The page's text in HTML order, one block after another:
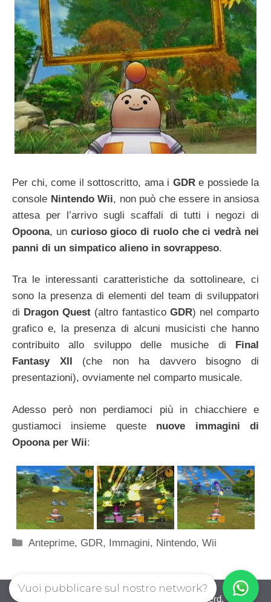
Per chi, come il sottoscritto, ama i GDRe possiede la
console Nintendo Wii, non può che essere in ansiosa
attesa per l’arrivo sugli scaffali di tutti i negozi di
Opoona, un curioso gioco di ruolo che ci vedrà nei
panni di un simpatico alieno in sovrappeso.
Tra le interessanti caratteristiche da sottolineare, ci
sono la presenza di elementi del team di sviluppatori
di Dragon Quest (altro fantastico GDR) nel comparto
grafico e, la presenza di alcuni musicisti che hanno
contribuito allo sviluppo delle musiche di Final
Fantasy XII (che non ha davvero bisogno di
presentazioni), ovviamente nel comparto musicale.
Adesso però non perdiamoci più in chiacchiere e
gustiamoci insieme queste nuove immagini di
Opoona per Wii:
Categorie
Anteprime, GDR, Immagini, Nintendo,Wii
iovideogioco.com © 2026. All right reserverd.
Vuoi pubblicare sul nostro network?